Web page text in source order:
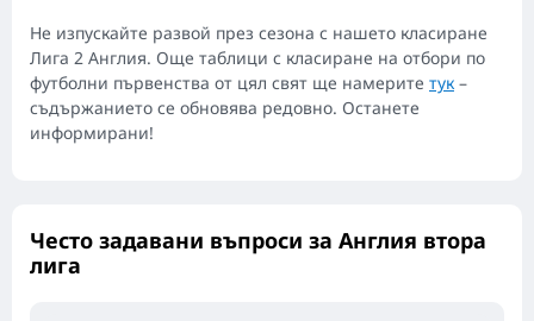
Не изпускайте развой през сезона с нашето класиране
Лига 2 Англия. Още таблици с класиране на отбори по
футболни първенства от цял свят ще намерите тук –
съдържанието се обновява редовно. Останете
информирани!
Често задавани въпроси за Англия втора
лига